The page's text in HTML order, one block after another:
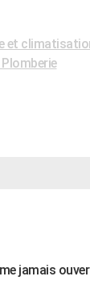
et
jamais